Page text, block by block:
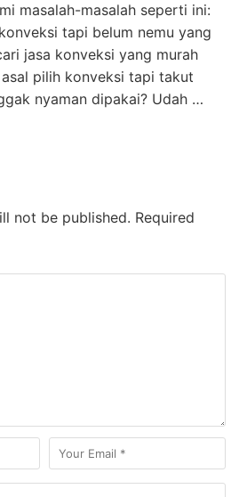
masalah-masalah seperti ini:
tapi belum nemu yang
jasa konveksi yang murah
pilih konveksi tapi takut
nyaman dipakai? Udah …
not be published. Required